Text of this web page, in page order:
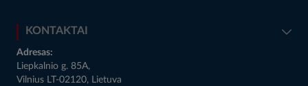
KONTAKTAI
Adresas:
Liepkalnio g. 85A,
Vilnius LT-02120, Lietuva